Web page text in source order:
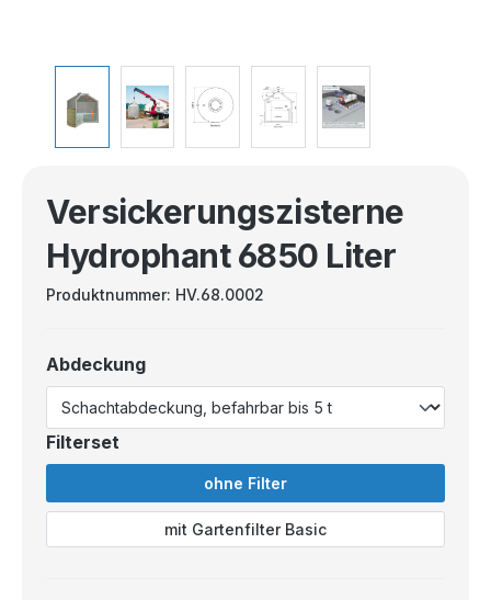
Versickerungszisterne
Hydrophant 6850 Liter
Produktnummer: HV.68.0002
Abdeckung
Filterset
ohne Filter
mit Gartenfilter Basic